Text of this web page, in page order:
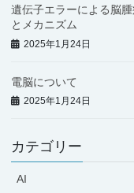
遺伝子エラーによる脳
とメカニズム
2025年1月24日
電脳について
2025年1月24日
カテゴリー
AI